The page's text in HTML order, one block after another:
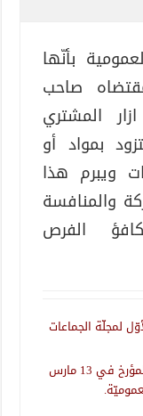
بأنّها
صاحب
المشتري
بمواد أو
ويبرم هذا
والمنافسة
الفرص
الأوّل لمجلّة الجماعات
الفصل 2 من الأمر الحكومي عدد 1039 المؤرخ في 13 مارس